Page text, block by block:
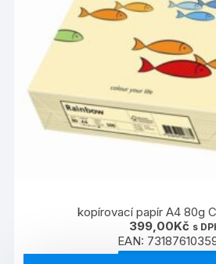
kopírovací papír A4 80g
399,00Kč s
EAN: